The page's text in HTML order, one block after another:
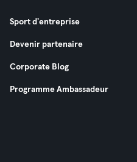
Sport d'entreprise
Devenir partenaire
Corporate Blog
Programme Ambassadeur